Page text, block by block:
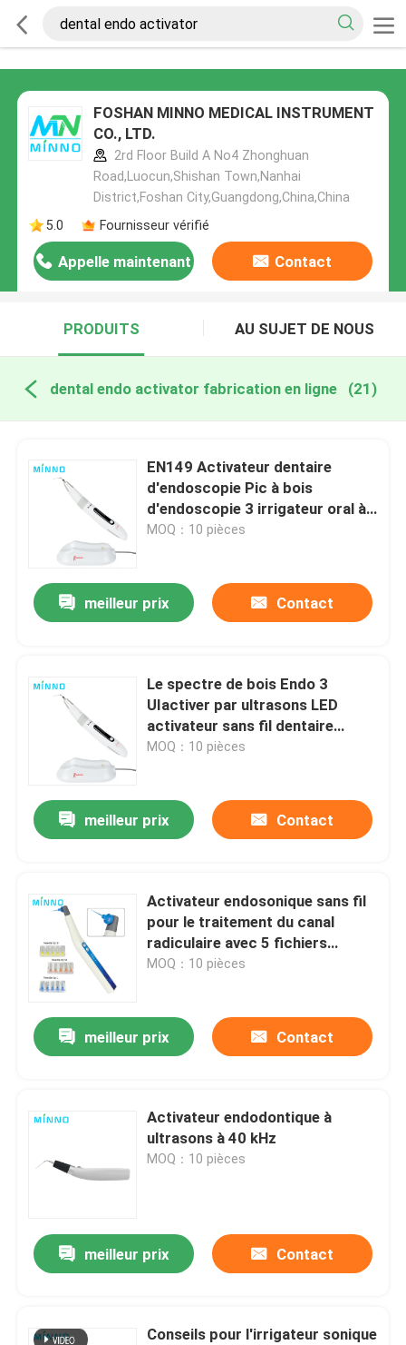
FOSHAN MINNO MEDICAL INSTRUMENT
CO., LTD.
2rd Floor Build A No4 Zhonghuan
Road,Luocun,Shishan Town,Nanhai
District,Foshan City,Guangdong,China,China
5.0
Fournisseur vérifié
Appelle maintenant Contact
PRODUITS AU SUJET DE NOUS
dental endo activator fabrication en ligne (21)
EN149 Activateur dentaire
d'endoscopie Pic à bois
d'endoscopie 3 irrigateur oral à
ultrasons
MOQ：10 pièces
meilleur prix Contact
Le spectre de bois Endo 3
UIactiver par ultrasons LED
activateur sans fil dentaire
dispositif ultrasonique à double
MOQ：10 pièces
meilleur prix Contact
Activateur endosonique sans fil
pour le traitement du canal
radiculaire avec 5 fichiers
endosoniques
MOQ：10 pièces
meilleur prix Contact
Activateur endodontique à
ultrasons à 40 kHz
MOQ：10 pièces
meilleur prix Contact
Conseils pour l'irrigateur sonique